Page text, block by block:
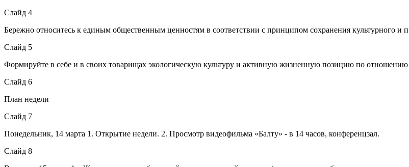
Слайд 4
Бережно относитесь к единым общественным ценностям в соответствии с принципом сохранения культурного и
Слайд 5
Формируйте в себе и в своих товарищах экологическую культуру и активную жизненную позицию по
Слайд 6
План недели
Слайд 7
Понедельник, 14 марта 1. Открытие недели. 2. Просмотр видеофильма «Балту» - в 14 часов, конференцзал.
Слайд 8